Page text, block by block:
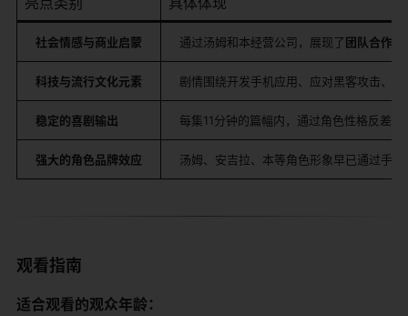
社会情感与商业启蒙 通过汤姆和本经营公司，展现了团队合作
科技与流行文化元素 剧情围绕开发手机应用、应对黑客攻击、
稳定的喜剧输出 每集11分钟的篇幅内，通过角色性格反差
强大的角色品牌效应 汤姆、安吉拉、本等角色形象早已通过手
观看指南
适合观看的观众年龄：